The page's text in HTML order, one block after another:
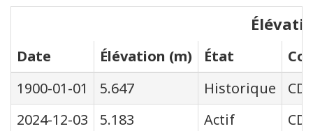
Date Élévation (m) État
1900-01-01
5.647 Historique
CD
2024-12-03
5.183 Actif CD